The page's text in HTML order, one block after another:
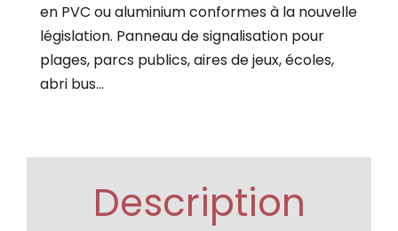
en PVC ou aluminium conformes à la nouvelle
législation. Panneau de signalisation pour
plages, parcs publics, aires de jeux, écoles,
abri bus…
Description